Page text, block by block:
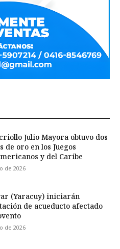
Julio Mayora obtuvo dos
de oro en los Juegos
y del Caribe
de 2026
(Yaracuy) iniciarán
de acueducto afectado
de 2026